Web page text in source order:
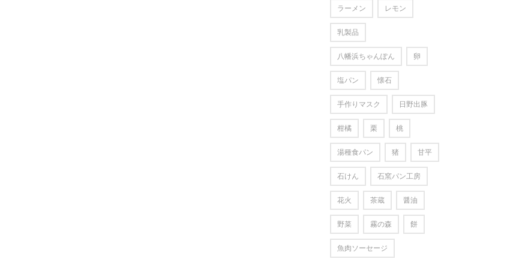
ラーメン レモン
乳製品
八幡浜ちゃんぽん 卵
塩パン 懐石
手作りマスク 日野出豚
柑橘 栗 桃
湯種食パン 猪 甘平
石けん 石窯パン工房
花火 茶蔵 醤油
野菜 霧の森 餅
魚肉ソーセージ